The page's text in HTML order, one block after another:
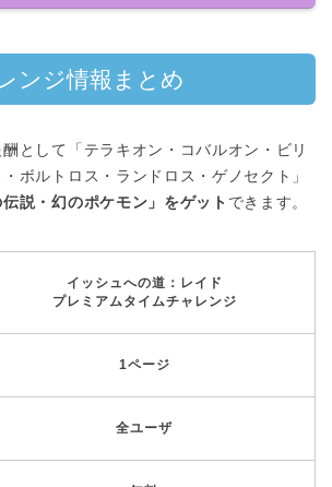
ンジ情報まとめ
として「テラキオン・コバルオン・ビリ
ボルトロス・ランドロス・ゲノセクト」
伝説・幻のポケモン」をゲット できます。
イッシュへの道：レイド
プレミアムタイムチャレンジ
1ページ
全ユーザ